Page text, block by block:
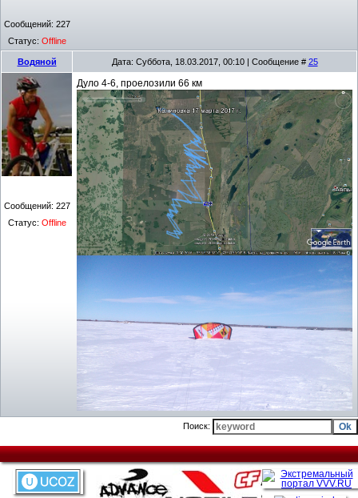
Сообщений: 227
Статус: Offline
Водяной Дата: Суббота, 18.03.2017, 00:10 | Сообщение # 25
Сообщений: 227
Статус: Offline
Дуло 4-6, проелозили 66 км
Поиск: